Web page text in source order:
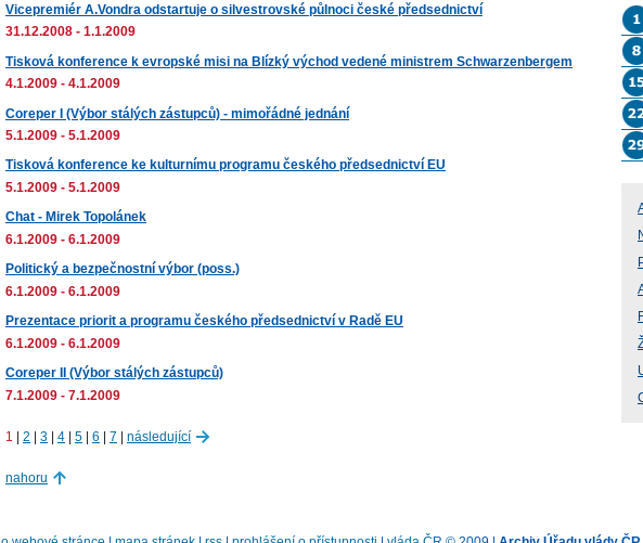
Vicepremiér A.Vondra odstartuje o silvestrovské půlnoci české předsednictví
31.12.2008 - 1.1.2009
Tisková konference k evropské misi na Blízký východ vedené ministrem Schwarzenbergem
4.1.2009 - 4.1.2009
Coreper I (Výbor stálých zástupců) - mimořádné jednání
5.1.2009 - 5.1.2009
Tisková konference ke kulturnímu programu českého předsednictví EU
5.1.2009 - 5.1.2009
Chat - Mirek Topolánek
6.1.2009 - 6.1.2009
Politický a bezpečnostní výbor (poss.)
6.1.2009 - 6.1.2009
Prezentace priorit a programu českého předsednictví v Radě EU
6.1.2009 - 6.1.2009
Coreper II (Výbor stálých zástupců)
7.1.2009 - 7.1.2009
1 | 2 | 3 | 4 | 5 | 6 | 7 | následující
nahoru